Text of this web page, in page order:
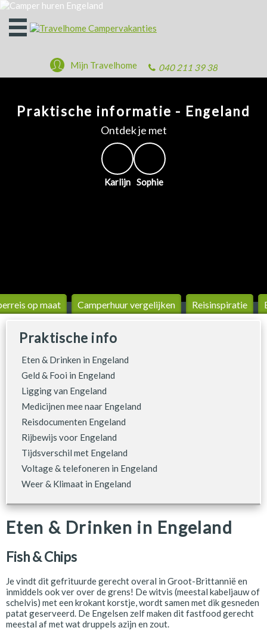
Open
het
040 211 39 38
Mijn Travelhome
Praktische informatie - Engeland
Ontdek je met
Karlijn Sophie
op maat Camperhuur vergelijken Reis­inspiratie
Eten & Drinken in Engeland
Fish & Chips
Je vindt dit gefrituurde gerecht overal in Groot-Brittannië en
inmiddels ook ver over de grens! De witvis (meestal kabeljauw of
schelvis) met een krokant korstje, wordt samen met dik gesneden
patat geserveerd. De Engelsen zelf maken dit fastfood gerecht
meestal af met wat druppels azijn en zout.
Praktische info
Eten & Drinken in Engeland
Geld & Fooi in Engeland
Ligging van Engeland
Medicijnen mee naar Engeland
Reisdocumenten Engeland
Rijbewijs voor Engeland
Tijdsverschil met Engeland
Voltage & telefoneren in Engeland
Weer & Klimaat in Engeland